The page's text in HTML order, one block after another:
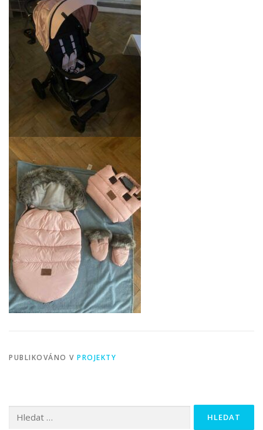
PUBLIKOVÁNO V PROJEKTY